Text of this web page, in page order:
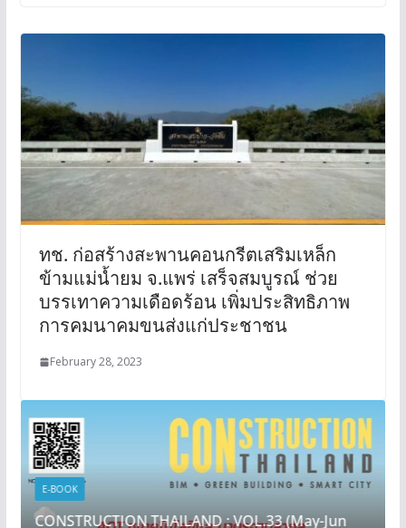
ทช. ก่อสร้างสะพานคอนกรีตเสริมเหล็ก
ข้ามแม่น้ำยม จ.แพร่ เสร็จสมบูรณ์ ช่วย
บรรเทาความเดือดร้อน เพิ่มประสิทธิภาพ
การคมนาคมขนส่งแก่ประชาชน
February 28, 2023
E-BOOK
CONSTRUCTION THAILAND : VOL.33 (May-Jun